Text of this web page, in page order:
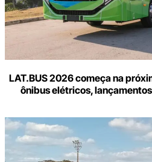
LAT.BUS 2026 começa na
ônibus elétricos,